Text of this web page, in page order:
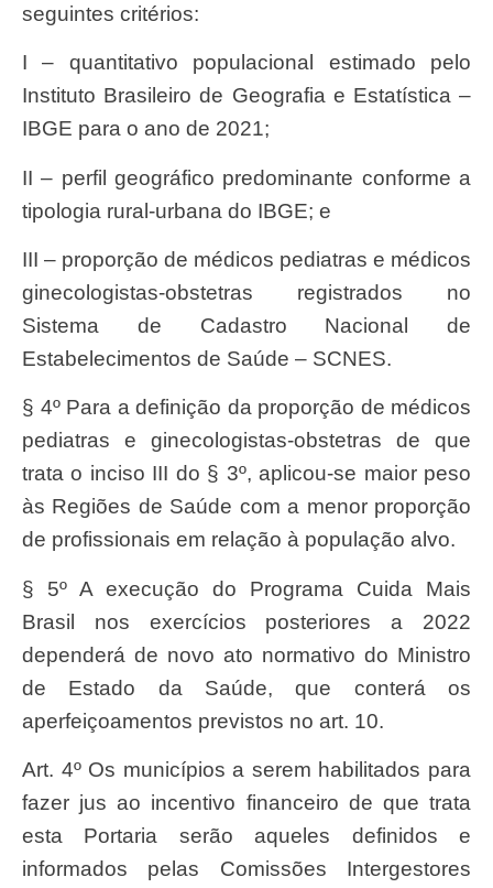
seguintes critérios:
I – quantitativo populacional estimado pelo
Instituto Brasileiro de Geografia e Estatística –
IBGE para o ano de 2021;
II – perfil geográfico predominante conforme a
tipologia rural-urbana do IBGE; e
III – proporção de médicos pediatras e médicos
ginecologistas-obstetras registrados no
Sistema de Cadastro Nacional de
Estabelecimentos de Saúde – SCNES.
§ 4º Para a definição da proporção de médicos
pediatras e ginecologistas-obstetras de que
trata o inciso III do § 3º, aplicou-se maior peso
às Regiões de Saúde com a menor proporção
de profissionais em relação à população alvo.
§ 5º A execução do Programa Cuida Mais
Brasil nos exercícios posteriores a 2022
dependerá de novo ato normativo do Ministro
de Estado da Saúde, que conterá os
aperfeiçoamentos previstos no art. 10.
Art. 4º Os municípios a serem habilitados para
fazer jus ao incentivo financeiro de que trata
esta Portaria serão aqueles definidos e
informados pelas Comissões Intergestores